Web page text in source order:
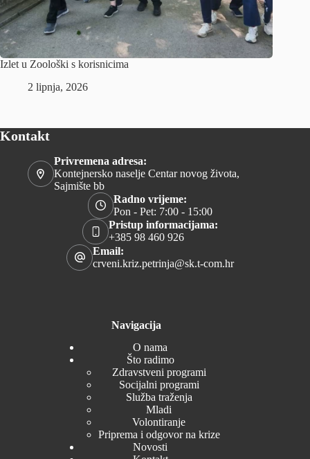
Izlet u Zoološki s korisnicima
2 lipnja, 2026
Kontakt
Privremena adresa:
Kontejnersko naselje Centar novog života,
Sajmište bb
Radno vrijeme:
Pon - Pet: 7:00 - 15:00
Pristup informacijama:
+385 98 460 926
Email:
crveni.kriz.petrinja@sk.t-com.hr
Navigacija
O nama
Što radimo
Zdravstveni programi
Socijalni programi
Služba traženja
Mladi
Volontiranje
Priprema i odgovor na krize
Novosti